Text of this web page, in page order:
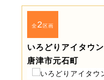
全2 区画
いろどりアイタウン
唐津市元石町